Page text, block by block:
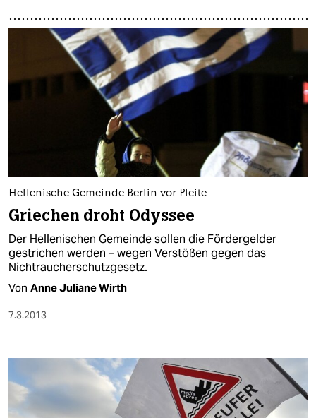
Hellenische Gemeinde Berlin vor Pleite
Griechen droht Odyssee
Der Hellenischen Gemeinde sollen die Fördergelder
gestrichen werden – wegen Verstößen gegen das
Nichtraucherschutzgesetz.
Von Anne Juliane Wirth
7.3.2013